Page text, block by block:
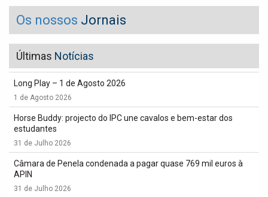
Os nossos Jornais
Últimas Notícias
Long Play – 1 de Agosto 2026
1 de Agosto 2026
Horse Buddy: projecto do IPC une cavalos e bem-estar dos
estudantes
31 de Julho 2026
Câmara de Penela condenada a pagar quase 769 mil euros à
APIN
31 de Julho 2026